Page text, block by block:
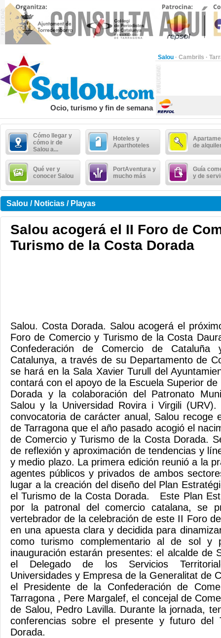
Salou · Cambrils ·
Ocio, turismo y fin de semana
Cómo llegar y
cómo ir de
Salou a...
Hoteles y
Aparthoteles
de
Qué ver y
conocer Salou
PortAventura y
mucho más
Guía
y de
Salou / Noticias / Playas
Salou acogerá el II Foro de
Turismo de la Costa Dorada
Salou. Costa Dorada. Salou acogerá el
Foro de Comercio y Turismo de la Costa
Confederación de Comercio de
Catalunya, a través de su Departamento de
se hará en la Sala Xavier Turull del
contará con el apoyo de la Escuela Superior
Dorada y la colaboración del Patronato
Salou y la Universidad Rovira i Virgili
convocatoria de carácter anual, Salou recoge
de Tarragona que el año pasado acogió el
de Comercio y Turismo de la Costa Dorada.
de reflexión y aproximación de tendencias y
y medio plazo. La primera edición reunió a la
agentes públicos y privados de ambos
lugar a la creación del diseño del Plan
el Turismo de la Costa Dorada. Este Plan
por la patronal del comercio catalana, se
vertebrador de la celebración de este II Foro
en una apuesta clara y decidida para
como turismo complementario al de sol
inauguración estarán presentes: el alcalde de
el Delegado de los Servicios
Universidades y Empresa de la Generalitat de
el Presidente de la Confederación de
Tarragona , Pere Margalef, el concejal de
de Salou, Pedro Lavilla. Durante la jornada,
conferencias sobre el presente y futuro del
Dorada.